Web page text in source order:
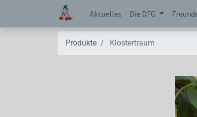
Aktuelles Die DFG
Produkte Klostertraum